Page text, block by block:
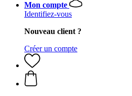
Mon compte
Identifiez-vous
Nouveau client ?
Créer un compte